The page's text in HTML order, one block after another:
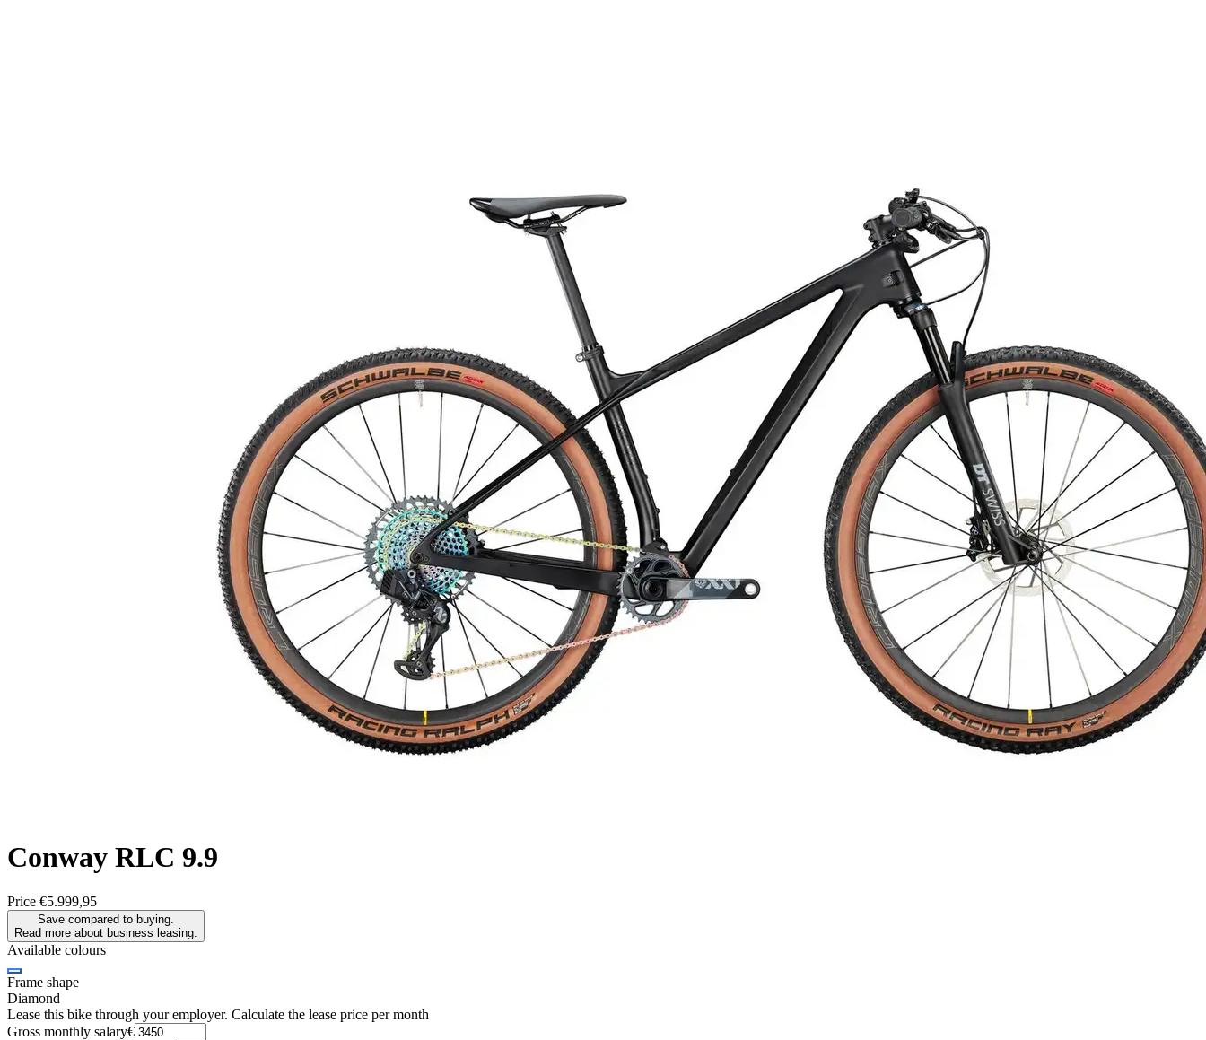
Conway RLC 9.9
Price €5.999,95
Save compared to buying.
Read more about business leasing.
Available colours
Frame shape
Diamond
Lease this bike through your employer. Calculate the lease price per month
Gross monthly salary€